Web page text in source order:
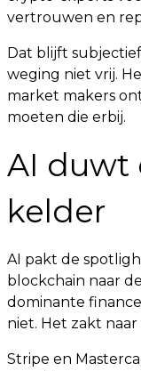
vertrouwen en
Dat blijft
weging niet vrij.
market makers
moeten die erbij.
AI duwt
kelder
AI pakt de
blockchain naar
dominante
niet. Het zakt
Stripe en